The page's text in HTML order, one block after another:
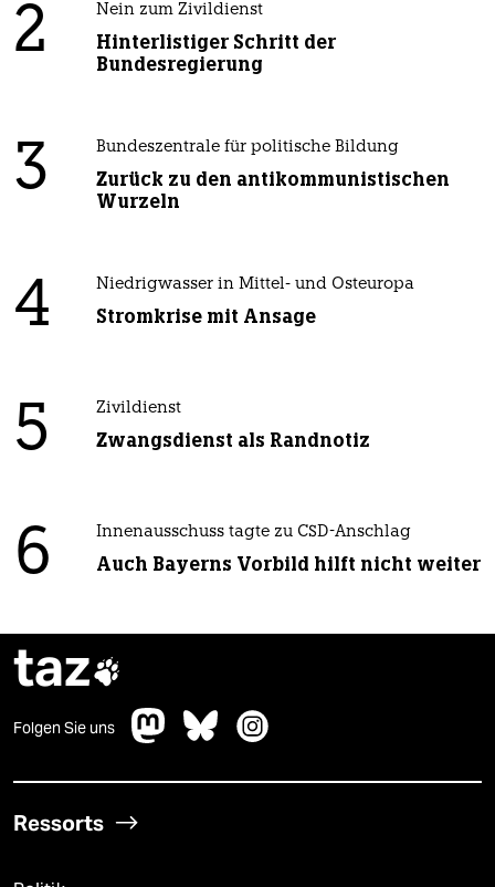
2 Nein zum Zivildienst
Hinterlistiger Schritt der
Bundesregierung
3 Bundeszentrale für politische Bildung
Zurück zu den antikommunistischen
Wurzeln
4 Niedrigwasser in Mittel- und Osteuropa
Stromkrise mit Ansage
5 Zivildienst
Zwangsdienst als Randnotiz
6 Innenausschuss tagte zu CSD-Anschlag
Auch Bayerns Vorbild hilft nicht weiter
taz
Folgen Sie uns
Ressorts